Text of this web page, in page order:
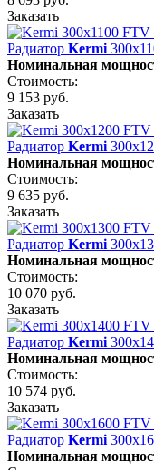
Заказать
Радиатор Kermi
Номинальная
Стоимость:
9 153 руб.
Заказать
Радиатор Kermi
Номинальная
Стоимость:
9 635 руб.
Заказать
Радиатор Kermi
Номинальная
Стоимость:
10 070 руб.
Заказать
Радиатор Kermi
Номинальная
Стоимость:
10 574 руб.
Заказать
Радиатор Kermi
Номинальная